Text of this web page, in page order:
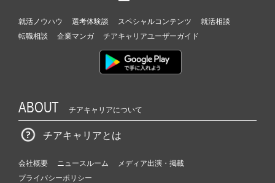
就活ノウハウ 選考体験談 スペシャルコンテンツ
就活相談
転職相談
企業マンガ チアキャリアユーザーガイド
ABOUT チアキャリアについて
チアキャリアとは
会社概要 ニュースルーム
メディア出演・掲載
プライバシーポリシー